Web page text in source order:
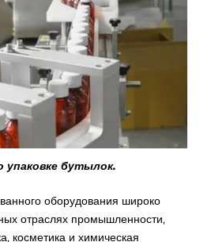
упаковке бутылок.
оборудования широко
отраслях промышленности,
косметика и химическая